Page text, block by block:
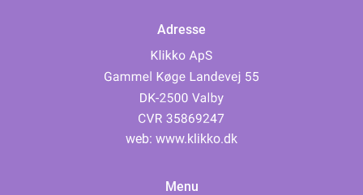
Adresse
web: www.klikko.dk
Menu